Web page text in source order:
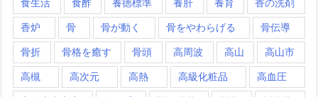
食生活 食酢 養徳標準 養肝 養育 香の洗剤
香炉 骨 骨が動く 骨をやわらげる 骨伝導
骨折 骨格を癒す 骨頭 高周波 高山 高山市
高槻 高次元 高熱 高級化粧品 高血圧